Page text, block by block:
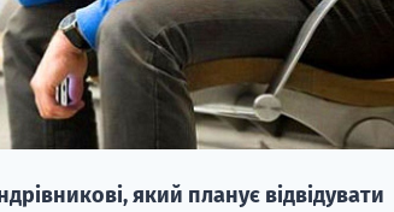
який планує відвідувати